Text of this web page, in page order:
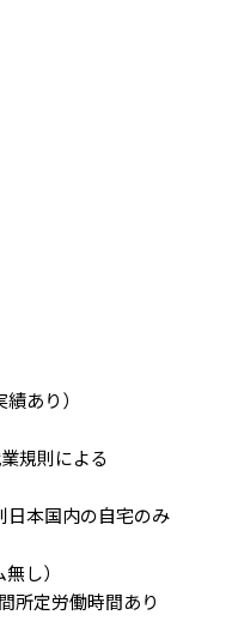
あり）
規則による
本国内の自宅のみ
し）
所定労働時間あり